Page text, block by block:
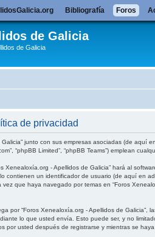
de Galicia
de Galicia
de privacidad
junto con sus empresas asociadas (de aquí
“phpBB Limited”, “phpBB Teams”) emplean
Xenealoxía.org - Apellidos de Galicia” hará al
un identificador de usuario (de aquí en
que haya navegado por temas en “Foros
por “Foros Xenealoxía.org - Apellidos de
lo que usted envía. Esto puede ser, y no
por usted después de registrarse y mientras se
Bibliografía Foros